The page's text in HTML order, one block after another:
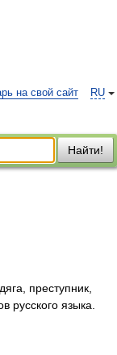
RU
на свой сайт
Найти!
преступник,
языка.